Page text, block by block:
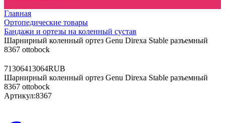
Главная
Ортопедические товары
Бандажи и ортезы на коленный сустав
Шарнирный коленный ортез Genu Direxa Stable разъемный
8367 ottobock
71306413064RUB
Шарнирный коленный ортез Genu Direxa Stable разъемный
8367 ottobock
Артикул:8367